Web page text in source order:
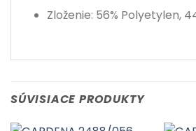
Zloženie: 56% Polyetylen,
SÚVISIACE PRODUKTY